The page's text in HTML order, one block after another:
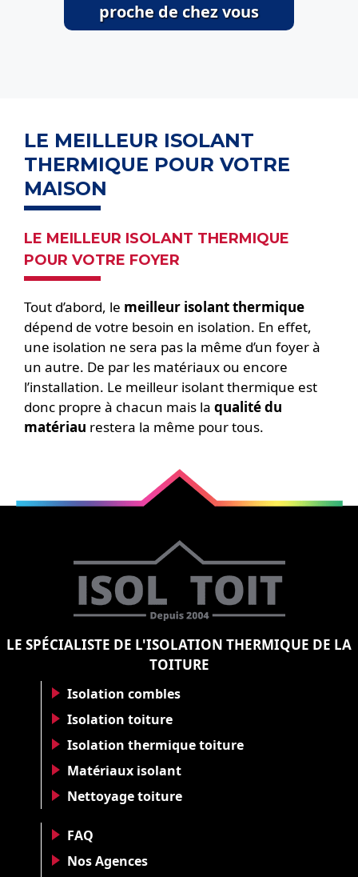
proche de chez vous
LE MEILLEUR ISOLANT
THERMIQUE POUR VOTRE
MAISON
LE MEILLEUR ISOLANT THERMIQUE
POUR VOTRE FOYER
Tout d’abord, le meilleur isolant thermique
dépend de votre besoin en isolation. En effet,
une isolation ne sera pas la même d’un foyer à
un autre. De par les matériaux ou encore
l’installation. Le meilleur isolant thermique est
donc propre à chacun mais la qualité du
matériau restera la même pour tous.
LE SPÉCIALISTE DE L'ISOLATION THERMIQUE DE LA
TOITURE
Isolation combles
Isolation toiture
Isolation thermique toiture
Matériaux isolant
Nettoyage toiture
FAQ
Nos Agences